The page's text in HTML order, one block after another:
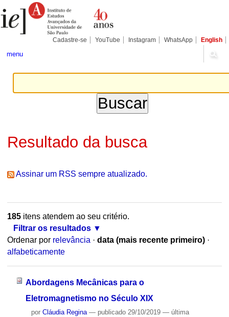
para
conteúdo.
Pessoais
Cadastre-se YouTube Instagram WhatsApp English
menu
Resultado da busca
Assinar um RSS sempre atualizado.
185itens atendem ao seu critério.
Filtrar os resultados
Ordenar por relevância · data (mais recente primeiro) ·
alfabeticamente
Abordagens Mecânicas para o
Eletromagnetismo no Século XIX
por Cláudia Regina — publicado29/10/2019 — última